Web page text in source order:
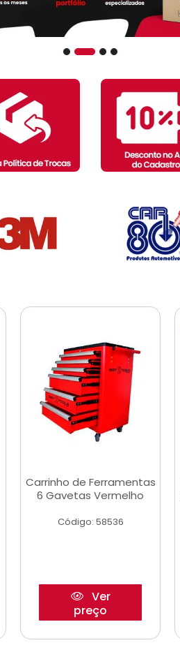
Carrinho de Ferramentas
6 Gavetas Vermelho
Código: 58536
Ver
preço